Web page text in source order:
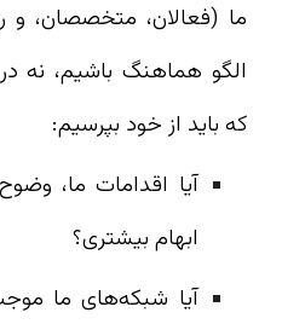
ما (فعالان، متخصصان، و
الگو هماهنگ باشیم، نه
که باید از خود بپرسیم:
آیا اقدامات ما،
ابهام بیشتری؟
آیا شبکه‌های ما